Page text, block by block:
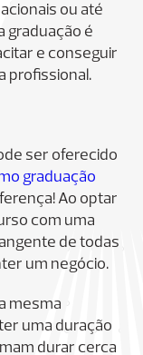
ou até
graduação é
e conseguir
profissional.
ser oferecido
graduação
Ao optar
com uma
de todas
um negócio.
mesma
uma duração
durar cerca